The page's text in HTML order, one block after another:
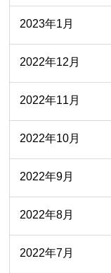
2023年1月
2022年12月
2022年11月
2022年10月
2022年9月
2022年8月
2022年7月